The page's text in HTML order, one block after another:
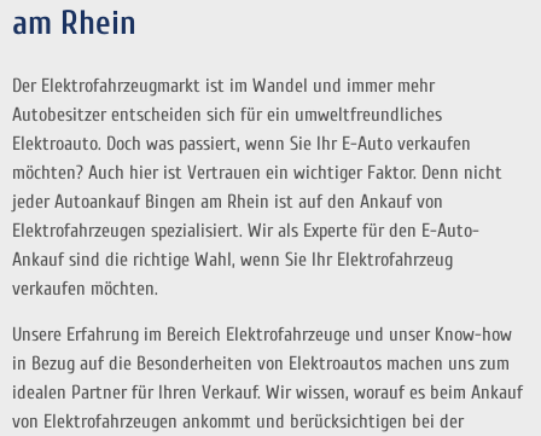
am Rhein
Der Elektrofahrzeugmarkt ist im Wandel und immer mehr
Autobesitzer entscheiden sich für ein umweltfreundliches
Elektroauto. Doch was passiert, wenn Sie Ihr E-Auto verkaufen
möchten? Auch hier ist Vertrauen ein wichtiger Faktor. Denn nicht
jeder Autoankauf Bingen am Rhein ist auf den Ankauf von
Elektrofahrzeugen spezialisiert. Wir als Experte für den E-Auto-
Ankauf sind die richtige Wahl, wenn Sie Ihr Elektrofahrzeug
verkaufen möchten.
Unsere Erfahrung im Bereich Elektrofahrzeuge und unser Know-how
in Bezug auf die Besonderheiten von Elektroautos machen uns zum
idealen Partner für Ihren Verkauf. Wir wissen, worauf es beim Ankauf
von Elektrofahrzeugen ankommt und berücksichtigen bei der